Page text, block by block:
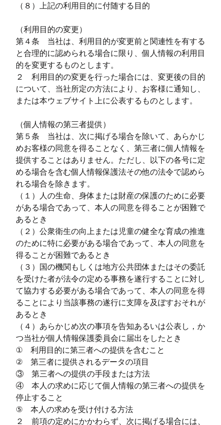
（８）上記の利用目的に付随する目的
（利用目的の変更）
第４条 当社は、利用目的が変更前と関連性を有する
と合理的に認められる場合に限り、個人情報の利用目
的を変更するものとします。
２ 利用目的の変更を行った場合には、変更後の目的
について、当社所定の方法により、お客様に通知し、
または本ウェブサイト上に公表するものとします。
（個人情報の第三者提供）
第５条 当社は、次に掲げる場合を除いて、あらかじ
めお客様の同意を得ることなく、第三者に個人情報を
提供することはありません。ただし、以下の各号に定
める場合を含む個人情報保護法その他の法令で認めら
れる場合を除きます。
（１）人の生命、身体または財産の保護のために必要
がある場合であって、本人の同意を得ることが困難で
あるとき
（２）公衆衛生の向上または児童の健全な育成の推進
のために特に必要がある場合であって、本人の同意を
得ることが困難であるとき
（３）国の機関もしくは地方公共団体またはその委託
を受けた者が法令の定める事務を遂行することに対し
て協力する必要がある場合であって、本人の同意を得
ることにより当該事務の遂行に支障を及ぼすおそれが
あるとき
（４）あらかじめ次の事項を告知あるいは公表し，か
つ当社が個人情報保護委員会に届出をしたとき
① 利用目的に第三者への提供を含むこと
② 第三者に提供されるデータの項目
③ 第三者への提供の手段または方法
④ 本人の求めに応じて個人情報の第三者への提供を
停止すること
⑤ 本人の求めを受け付ける方法
２ 前項の定めにかかわらず、次に掲げる場合には、